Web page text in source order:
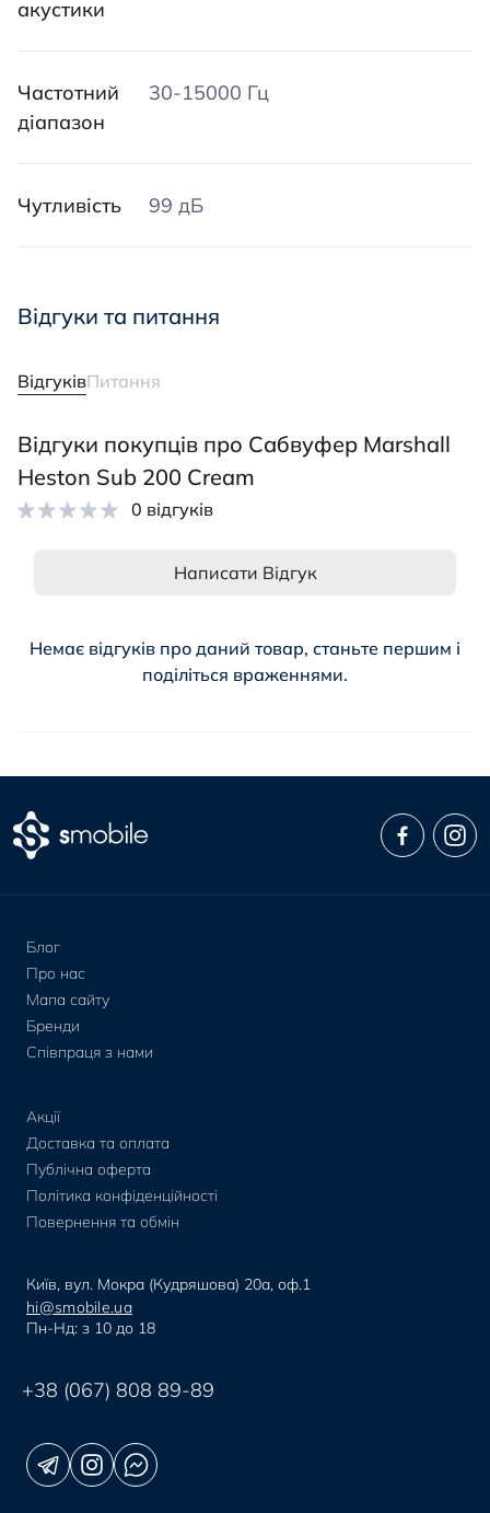
акустики
Частотний
діапазон
30-15000 Гц
Чутливість 99 дБ
Відгуки та питання
ВідгуківПитання
Відгуки покупців про Сабвуфер Marshall
Heston Sub 200 Cream
0 відгуків
Написати Відгук
Немає відгуків про даний товар, станьте першим і
поділіться враженнями.
Блог
Про нас
Мапа сайту
Бренди
Співпраця з нами
Акції
Доставка та оплата
Публічна оферта
Політика конфіденційності
Повернення та обмін
Київ, вул. Мокра (Кудряшова) 20а, оф.1
hi@smobile.ua
Пн-Нд: з 10 до 18
+38 (067) 808 89-89